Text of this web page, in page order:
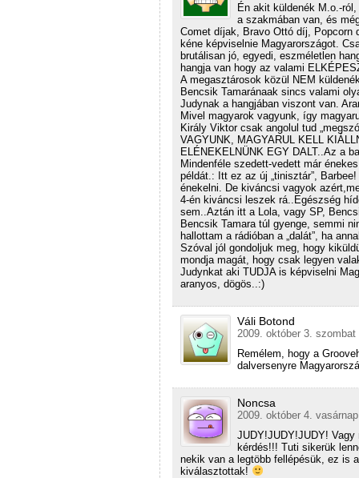
Én akit küldenék M.o.-
a szakmában van, és
Comet díjak, Bravo Ottó díj, Popcorn
kéne képviselnie Magyarországot.
brutálisan jó, egyedi, eszméletlen
hangja van hogy az valami
A megasztárosok közül NEM
Bencsik Tamaránaak sincs valami
Judynak a hangjában viszont van.
Mivel magyarok vagyunk, így
Király Viktor csak angolul tud
VAGYUNK, MAGYARUL KELL
ELÉNEKELNÜNK EGY DALT..Az a
Mindenféle szedett-vedett már
példát.: Itt ez az új „tinisztár”,
énekelni. De kiváncsi vagyok
4-én kiváncsi leszek rá..Egészség
sem..Aztán itt a Lola, vagy SP,
Bencsik Tamara túl gyenge, semmi
hallottam a rádióban a „dalát”, ha
Szóval jól gondoljuk meg, hogy
mondja magát, hogy csak legyen
Judynkat aki TUDJA is képviselni
aranyos, dögös..:)
Váli Botond
2009. október 3. szombat
Remélem, hogy a
dalversenyre
Noncsa
2009. október 4.
JUDY!JUDY!JUDY!
kérdés!!! Tuti sikerük
nekik van a legtöbb fellépésük, ez is
kiválasztottak!